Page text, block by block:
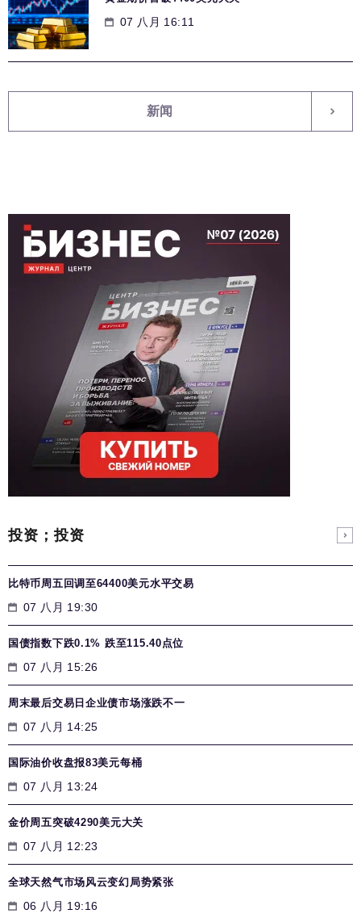
07 八月 16:11
新闻
投资；投资
比特币周五回调至64400美元水平交易
07 八月 19:30
国债指数下跌0.1% 跌至115.40点位
07 八月 15:26
周末最后交易日企业债市场涨跌不一
07 八月 14:25
国际油价收盘报83美元每桶
07 八月 13:24
金价周五突破4290美元大关
07 八月 12:23
全球天然气市场风云变幻局势紧张
06 八月 19:16